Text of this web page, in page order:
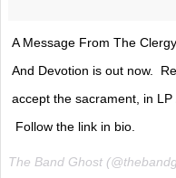
A Message From The
And Devotion is out now.
accept the sacrament, in
Follow the link in bio.
The Band Ghost